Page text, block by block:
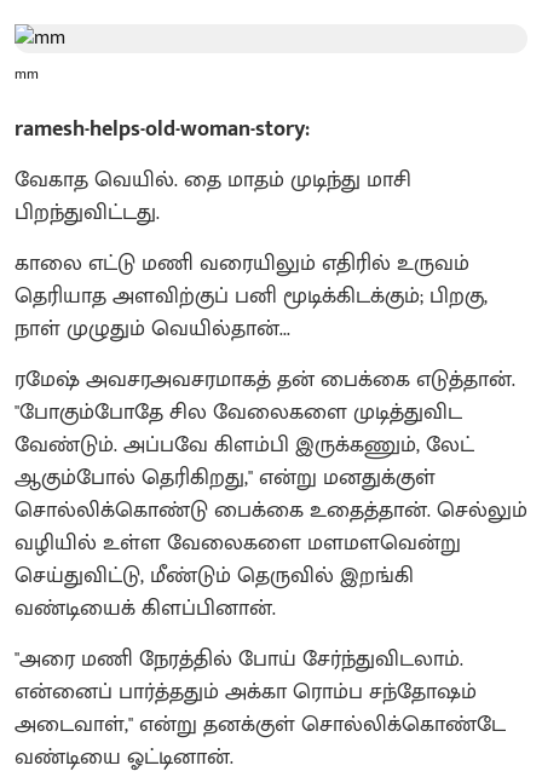
mm
ramesh-helps-old-woman-story:
வேகாத வெயில். தை மாதம் முடிந்து மாசி
பிறந்துவிட்டது.
காலை எட்டு மணி வரையிலும் எதிரில் உருவம்
தெரியாத அளவிற்குப் பனி மூடிக்கிடக்கும்; பிறகு,
நாள் முழுதும் வெயில்தான்...
ரமேஷ் அவசரஅவசரமாகத் தன் பைக்கை எடுத்தான்.
"போகும்போதே சில வேலைகளை முடித்துவிட
வேண்டும். அப்பவே கிளம்பி இருக்கணும், லேட்
ஆகும்போல் தெரிகிறது," என்று மனதுக்குள்
சொல்லிக்கொண்டு பைக்கை உதைத்தான். செல்லும்
வழியில் உள்ள வேலைகளை மளமளவென்று
செய்துவிட்டு, மீண்டும் தெருவில் இறங்கி
வண்டியைக் கிளப்பினான்.
"அரை மணி நேரத்தில் போய் சேர்ந்துவிடலாம்.
என்னைப் பார்த்ததும் அக்கா ரொம்ப சந்தோஷம்
அடைவாள்," என்று தனக்குள் சொல்லிக்கொண்டே
வண்டியை ஓட்டினான்.